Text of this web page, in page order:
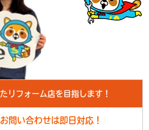
リフォーム店を目指します！
問い合わせは即日対応！